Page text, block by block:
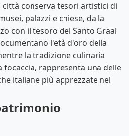
città conserva tesori artistici di
palazzi e chiese, dalla
con il tesoro del Santo Graal
l'età d'oro della
la tradizione culinaria
focaccia, rappresenta una delle
italiane più apprezzate nel